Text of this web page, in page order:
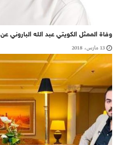
وفاة الممثل الكويتي عبد الله الباروني عن 44 عاما
13 مارس، 2018